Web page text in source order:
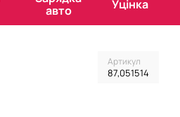
авто
Уцінка
Артикул
87,051514